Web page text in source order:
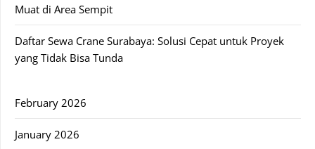
Muat di Area Sempit
Daftar Sewa Crane Surabaya: Solusi Cepat untuk Proyek
yang Tidak Bisa Tunda
February 2026
January 2026